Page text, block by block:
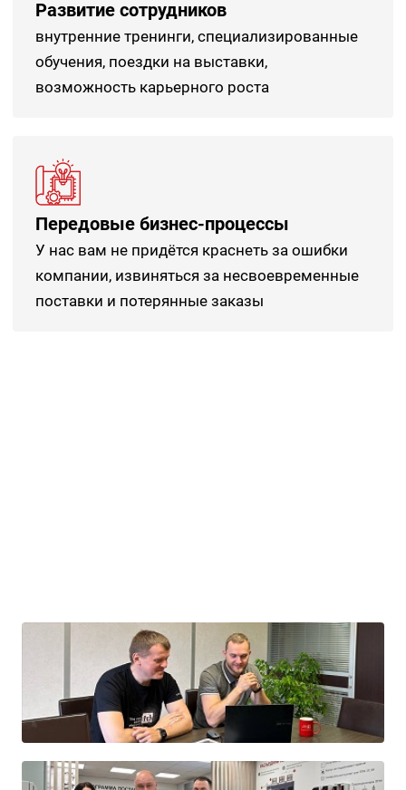
Развитие сотрудников
внутренние тренинги, специализированные
обучения, поездки на выставки,
возможность карьерного роста
Передовые бизнес-процессы
У нас вам не придётся краснеть за ошибки
компании, извиняться за несвоевременные
поставки и потерянные заказы